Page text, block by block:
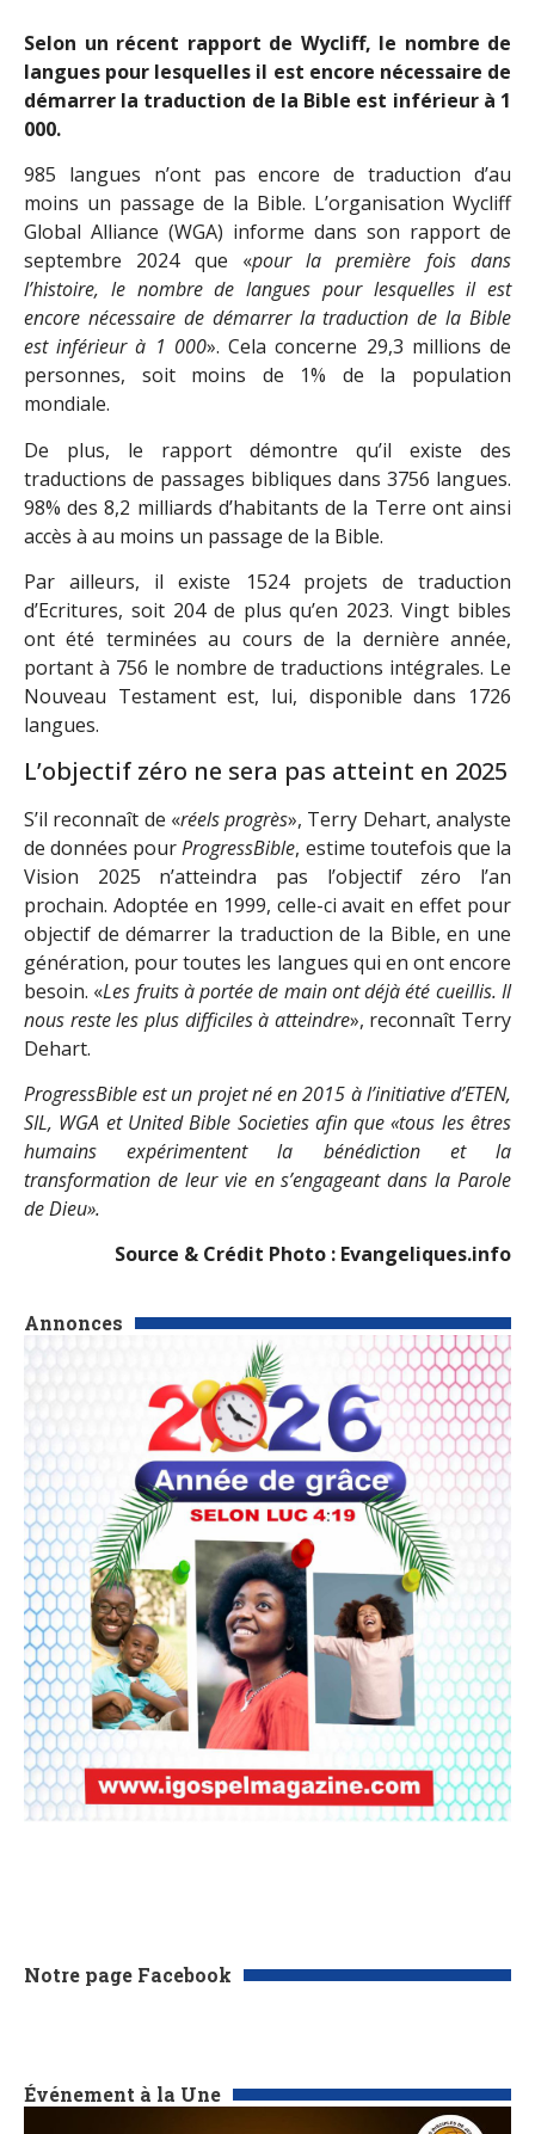
Annonces
Notre page Facebook
Événement à la Une
Selon un récent rapport de Wycliff, le nombre de
langues pour lesquelles il est encore nécessaire de
démarrer la traduction de la Bible est inférieur à 1
000.
985 langues n’ont pas encore de traduction d’au
moins un passage de la Bible. L’organisation Wycliff
Global Alliance (WGA) informe dans son rapport de
septembre 2024 que «pour la première fois dans
l’histoire, le nombre de langues pour lesquelles il est
encore nécessaire de démarrer la traduction de la Bible
est inférieur à 1 000». Cela concerne 29,3 millions de
personnes, soit moins de 1% de la population
mondiale.
De plus, le rapport démontre qu’il existe des
traductions de passages bibliques dans 3756 langues.
98% des 8,2 milliards d’habitants de la Terre ont ainsi
accès à au moins un passage de la Bible.
Par ailleurs, il existe 1524 projets de traduction
d’Ecritures, soit 204 de plus qu’en 2023. Vingt bibles
ont été terminées au cours de la dernière année,
portant à 756 le nombre de traductions intégrales. Le
Nouveau Testament est, lui, disponible dans 1726
langues.
L’objectif zéro ne sera pas atteint en 2025
S’il reconnaît de «réels progrès», Terry Dehart, analyste
de données pourProgressBible, estime toutefois que la
Vision 2025 n’atteindra pas l’objectif zéro l’an
prochain. Adoptée en 1999, celle-ci avait en effet pour
objectif de démarrer la traduction de la Bible, en une
génération, pour toutes les langues qui en ont encore
besoin. «Les fruits à portée de main ont déjà été cueillis. Il
nous reste les plus difficiles à atteindre», reconnaît Terry
Dehart.
ProgressBible est un projet né en 2015 à l’initiative d’ETEN,
SIL, WGA et United Bible Societies afin que «tous les êtres
humains expérimentent la bénédiction et la
transformation de leur vie en s’engageant dans la Parole
de Dieu».
Source & Crédit Photo : Evangeliques.info